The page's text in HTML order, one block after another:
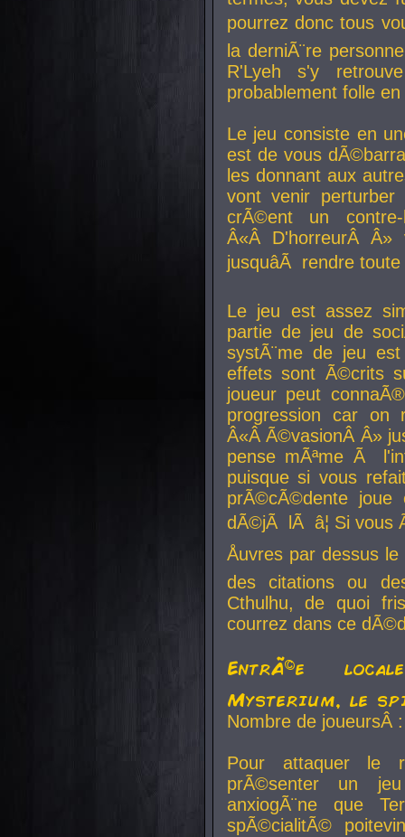
pourrez donc tous
la derniÃ¨re
R'Lyeh s'y
probablement folle
Le jeu consiste en
est de vous
les donnant aux
vont venir perturber
crÃ©ent un
Â«Â D'horreurÂ
jusquâÃ rendre
Le jeu est assez
partie de jeu de
systÃ¨me de jeu
effets sont Ã©crits
joueur peut
progression car
Â«Â Ã©vasionÂ Â»
pense mÃªme Ã
puisque si vous
prÃ©cÃ©dente
dÃ©jÃ lÃ â¦ Si vous
Åuvres par dessus
des citations ou
Cthulhu, de quoi
courrez dans ce
EntrÃ©e
Mysterium, le
Nombre de
Pour attaquer le
prÃ©senter un
anxiogÃ¨ne que
spÃ©cialitÃ©